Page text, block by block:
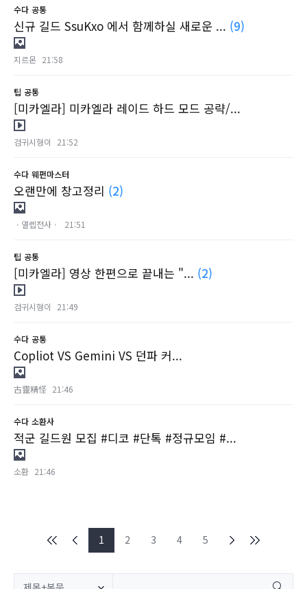
수다 공통
신규 길드 SsuKxo 에서 함께하실 새로운 ... (9)
지르몬 21:58
팁 공통
[미카엘라] 미카엘라 레이드 하드 모드 공략/...
검귀시형이 21:52
수다 웨펀마스터
오랜만에 창고정리 (2)
ㆍ열렙전사ㆍ 21:51
팁 공통
[미카엘라] 영상 한편으로 끝내는 "... (2)
검귀시형이 21:49
수다 공통
Copliot VS Gemini VS 던파 커...
古靈精怪 21:46
수다 소환사
적군 길드원 모집 #디코 #단톡 #정규모임 #...
소환 21:46
1 2 3 4 5